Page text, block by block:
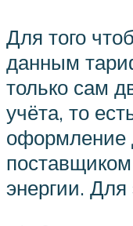
Для того
данным
только сам
учёта, то
оформление
поставщиком
энергии. Для